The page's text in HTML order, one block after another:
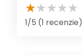
1/5 (1 recenzie)